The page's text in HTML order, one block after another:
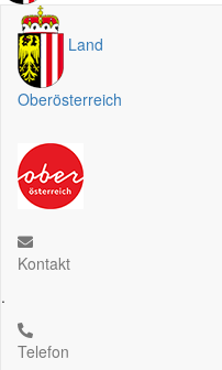
Land
Oberösterreich
Kontakt
.
Telefon